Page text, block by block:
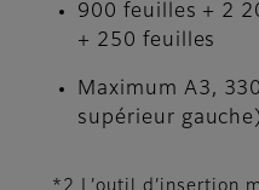
900 feuilles + 2
+ 250 feuilles
Maximum A3,
supérieur gauche)
*2 L’outil d’insertion